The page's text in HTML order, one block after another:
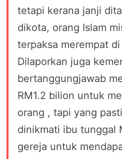
tetapi kerana janji
dikota, orang Islam
terpaksa merempat
Dilaporkan juga
bertanggungjawab
RM1.2 bilion untuk
orang , tapi yang
dinikmati ibu tunggal
gereja untuk